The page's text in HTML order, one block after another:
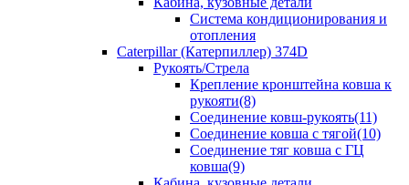
Система кондиционирования и
отопления
Caterpillar (Катерпиллер) 374D
Рукоять/Стрела
Крепление кронштейна ковша к
рукояти(8)
Соединение ковш-рукоять(11)
Соединение ковша с тягой(10)
Соединение тяг ковша с ГЦ
ковша(9)